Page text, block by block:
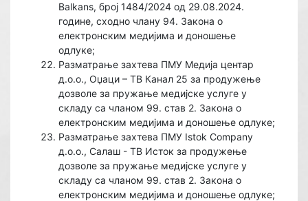
Balkans, број 1484/2024 од 29.08.2024.
године, сходно члану 94. Закона о
електронским медијима и доношење
одлуке;
Разматрање захтева ПМУ Медија центар
д.о.о., Оџаци – ТВ Канал 25 за продужење
дозволе за пружање медијске услуге у
складу са чланом 99. став 2. Закона о
електронским медијима и доношење одлуке;
Разматрање захтева ПМУ Istok Company
д.о.о., Салаш - ТВ Исток за продужење
дозволе за пружање медијске услуге у
складу са чланом 99. став 2. Закона о
електронским медијима и доношење одлуке;